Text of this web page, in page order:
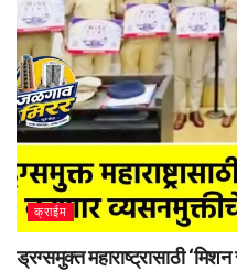
क्राईम
ड्रग्समुक्त महाराष्ट्रासाठी ‘मिशन